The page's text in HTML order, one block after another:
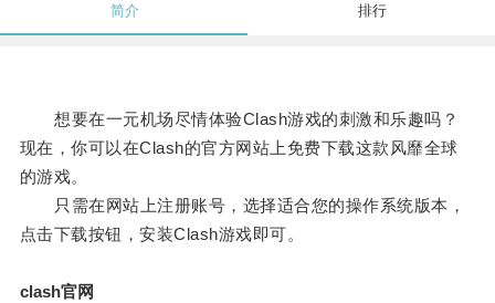
简介 排行
想要在一元机场尽情体验Clash游戏的刺激和乐趣吗？
现在，你可以在Clash的官方网站上免费下载这款风靡全球
的游戏。
只需在网站上注册账号，选择适合您的操作系统版本，
点击下载按钮，安装Clash游戏即可。
clash官网